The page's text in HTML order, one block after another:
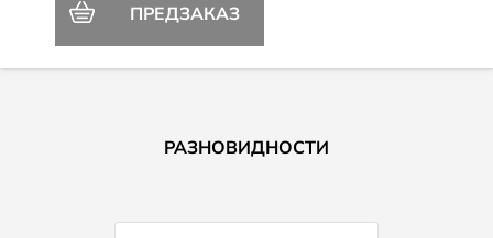
ПРЕДЗАКАЗ
РАЗНОВИДНОСТИ